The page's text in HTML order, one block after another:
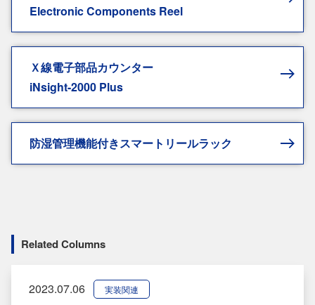
Electronic Components Reel
Ｘ線電子部品カウンター
iNsight-2000 Plus
防湿管理機能付きスマートリールラック
Related Columns
2023.07.06 実装関連